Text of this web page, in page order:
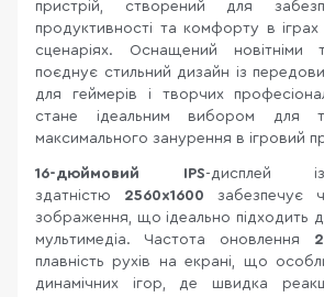
пристрій, створений для
продуктивності та комфорту в іграх
сценаріях. Оснащений новітніми
поєднує стильний дизайн із
для геймерів і творчих
стане ідеальним вибором для
максимального занурення в ігровий
16-дюймовий IPS-дисплей
здатністю 2560x1600 забезпечує
зображення, що ідеально підходить
мультимедіа. Частота оновлення
плавність рухів на екрані, що
динамічних ігор, де швидка